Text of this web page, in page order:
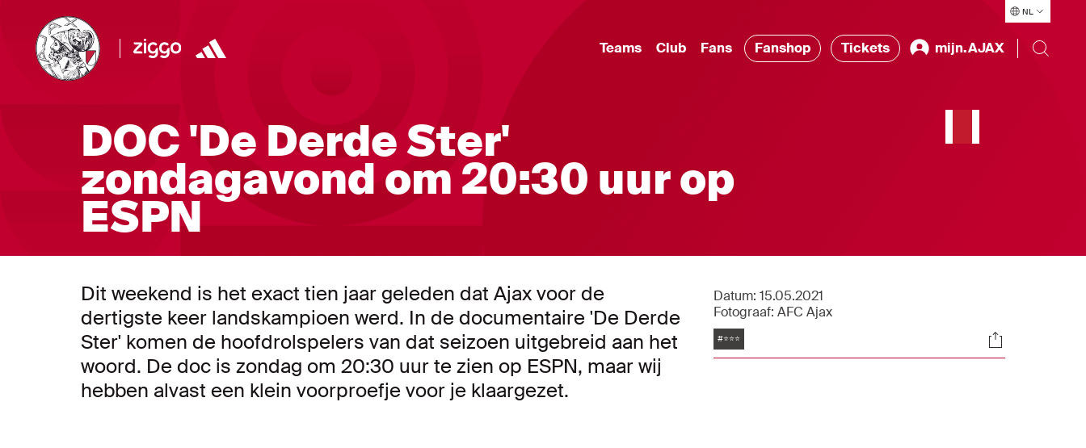
NL
Teams Club Fans Fanshop Tickets mijn.AJAX
DOC 'De Derde Ster'
zondagavond om 20:30 uur op
ESPN
Dit weekend is het exact tien jaar geleden dat Ajax voor de
dertigste keer landskampioen werd. In de documentaire 'De Derde
Ster' komen de hoofdrolspelers van dat seizoen uitgebreid aan het
woord. De doc is zondag om 20:30 uur te zien op ESPN, maar wij
hebben alvast een klein voorproefje voor je klaargezet.
Datum: 15.05.2021
Fotograaf: AFC Ajax
Tags
#⭐⭐⭐ Socials